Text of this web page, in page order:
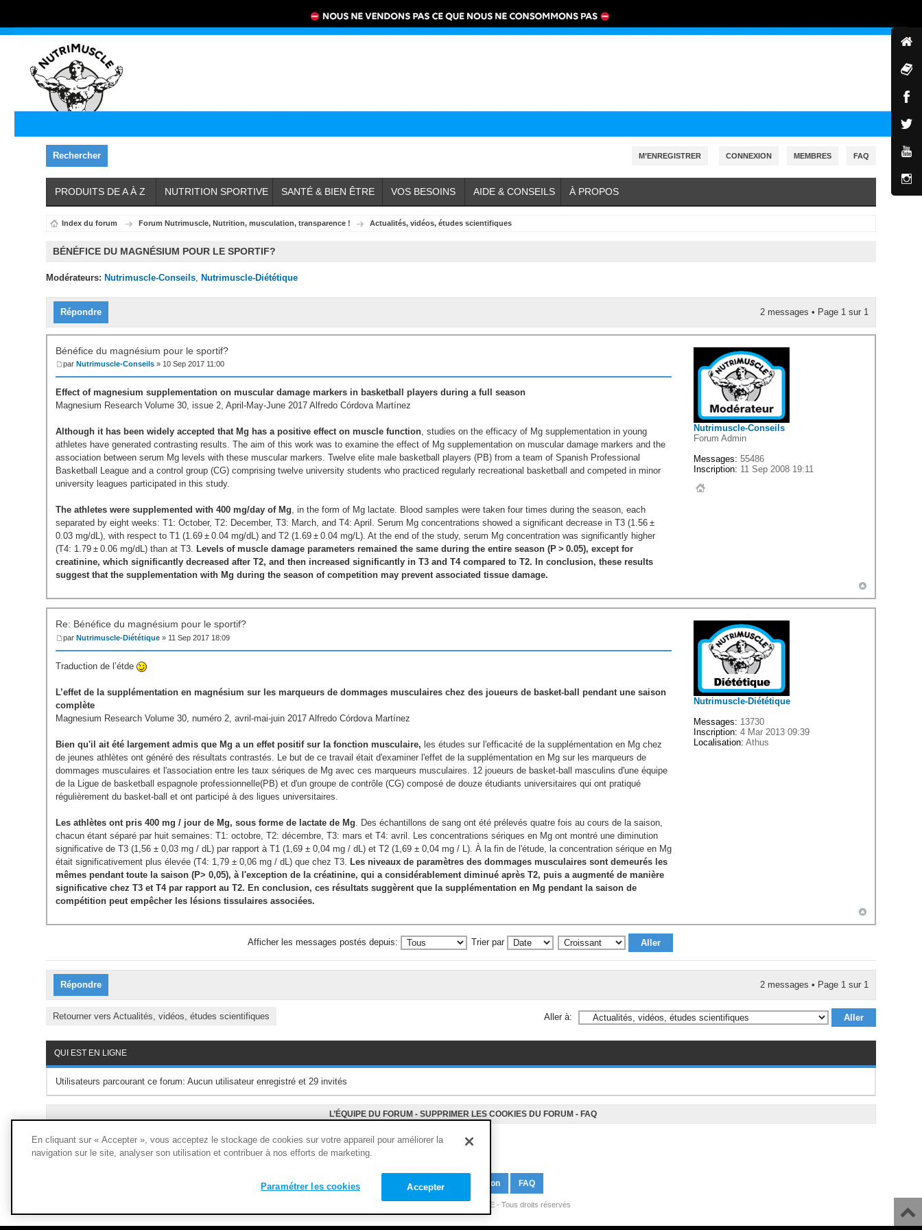
M’ENREGISTRER CONNEXION MEMBRES FAQ
Rechercher
PRODUITS DE A À Z NUTRITION SPORTIVE SANTÉ & BIEN ÊTRE VOS BESOINS AIDE & CONSEILS À PROPOS
Index du forum Forum Nutrimuscle, Nutrition, musculation, transparence ! Actualités, vidéos, études scientifiques
BÉNÉFICE DU MAGNÉSIUM POUR LE SPORTIF?
Modérateurs: Nutrimuscle-Conseils, Nutrimuscle-Diététique
Répondre 2 messages • Page 1 sur 1
Bénéfice du magnésium pour le sportif?
parNutrimuscle-Conseils » 10 Sep 2017 11:00
Effect of magnesium supplementation on muscular damage markers in basketball players during a full season
Magnesium Research Volume 30, issue 2, April-May-June 2017 Alfredo Córdova Martínez
Although it has been widely accepted that Mg has a positive effect on muscle function, studies on the efficacy of Mg supplementation in young
athletes have generated contrasting results. The aim of this work was to examine the effect of Mg supplementation on muscular damage markers and the
association between serum Mg levels with these muscular markers. Twelve elite male basketball players (PB) from a team of Spanish Professional
Basketball League and a control group (CG) comprising twelve university students who practiced regularly recreational basketball and competed in minor
university leagues participated in this study.
The athletes were supplemented with 400 mg/day of Mg, in the form of Mg lactate. Blood samples were taken four times during the season, each
separated by eight weeks: T1: October, T2: December, T3: March, and T4: April. Serum Mg concentrations showed a significant decrease in T3 (1.56 ±
0.03 mg/dL), with respect to T1 (1.69 ± 0.04 mg/dL) and T2 (1.69 ± 0.04 mg/L). At the end of the study, serum Mg concentration was significantly higher
(T4: 1.79 ± 0.06 mg/dL) than at T3. Levels of muscle damage parameters remained the same during the entire season (P > 0.05), except for
creatinine, which significantly decreased after T2, and then increased significantly in T3 and T4 compared to T2. In conclusion, these results
suggest that the supplementation with Mg during the season of competition may prevent associated tissue damage.
Nutrimuscle-Conseils
Forum Admin
Messages: 55486
Inscription: 11 Sep 2008 19:11
Re: Bénéfice du magnésium pour le sportif?
parNutrimuscle-Diététique » 11 Sep 2017 18:09
Traduction de l’étde
L’effet de la supplémentation en magnésium sur les marqueurs de dommages musculaires chez des joueurs de basket-ball pendant une saison
complète
Magnesium Research Volume 30, numéro 2, avril-mai-juin 2017 Alfredo Córdova Martínez
Bien qu'il ait été largement admis que Mg a un effet positif sur la fonction musculaire, les études sur l'efficacité de la supplémentation en Mg chez
de jeunes athlètes ont généré des résultats contrastés. Le but de ce travail était d'examiner l'effet de la supplémentation en Mg sur les marqueurs de
dommages musculaires et l'association entre les taux sériques de Mg avec ces marqueurs musculaires. 12 joueurs de basket-ball masculins d'une équipe
de la Ligue de basketball espagnole professionnelle(PB) et d'un groupe de contrôle (CG) composé de douze étudiants universitaires qui ont pratiqué
régulièrement du basket-ball et ont participé à des ligues universitaires.
Les athlètes ont pris 400 mg / jour de Mg, sous forme de lactate de Mg. Des échantillons de sang ont été prélevés quatre fois au cours de la saison,
chacun étant séparé par huit semaines: T1: octobre, T2: décembre, T3: mars et T4: avril. Les concentrations sériques en Mg ont montré une diminution
significative de T3 (1,56 ± 0,03 mg / dL) par rapport à T1 (1,69 ± 0,04 mg / dL) et T2 (1,69 ± 0,04 mg / L). À la fin de l'étude, la concentration sérique en Mg
était significativement plus élevée (T4: 1,79 ± 0,06 mg / dL) que chez T3. Les niveaux de paramètres des dommages musculaires sont demeurés les
mêmes pendant toute la saison (P> 0,05), à l'exception de la créatinine, qui a considérablement diminué après T2, puis a augmenté de manière
significative chez T3 et T4 par rapport au T2. En conclusion, ces résultats suggèrent que la supplémentation en Mg pendant la saison de
compétition peut empêcher les lésions tissulaires associées.
Nutrimuscle-Diététique
Messages: 13730
Inscription: 4 Mar 2013 09:39
Localisation: Athus
Afficher les messages postés depuis: Trier par
Répondre 2 messages • Page 1sur 1
Retourner vers Actualités, vidéos, études scientifiques Aller à:
QUI EST EN LIGNE
Utilisateurs parcourant ce forum: Aucun utilisateur enregistré et 29 invités
L’ÉQUIPE DU FORUM - SUPPRIMER LES COOKIES DU FORUM - FAQ
M’enregistrer Connexion FAQ
Copyright © 1994 - 2020 - NUTRIMUSCLE - Tous droits réservés
En cliquant sur « Accepter », vous acceptez le stockage de cookies sur votre appareil pour améliorer la
navigation sur le site, analyser son utilisation et contribuer à nos efforts de marketing.
Accepter
Paramétrer les cookies